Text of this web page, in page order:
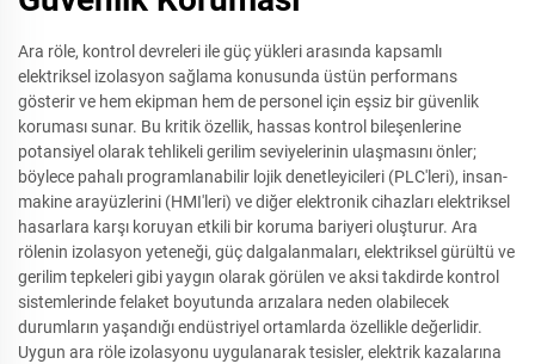
Ara röle, kontrol devreleri ile güç yükleri arasında kapsamlı
elektriksel izolasyon sağlama konusunda üstün performans
gösterir ve hem ekipman hem de personel için eşsiz bir güvenlik
koruması sunar. Bu kritik özellik, hassas kontrol bileşenlerine
potansiyel olarak tehlikeli gerilim seviyelerinin ulaşmasını önler;
böylece pahalı programlanabilir lojik denetleyicileri (PLC'leri), insan-
makine arayüzlerini (HMI'leri) ve diğer elektronik cihazları elektriksel
hasarlara karşı koruyan etkili bir koruma bariyeri oluşturur. Ara
rölenin izolasyon yeteneği, güç dalgalanmaları, elektriksel gürültü ve
gerilim tepkeleri gibi yaygın olarak görülen ve aksi takdirde kontrol
sistemlerinde felaket boyutunda arızalara neden olabilecek
durumların yaşandığı endüstriyel ortamlarda özellikle değerlidir.
Uygun ara röle izolasyonu uygulanarak tesisler, elektrik kazalarına